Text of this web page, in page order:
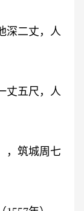
深二丈，人
丈五尺，人
，筑城周七